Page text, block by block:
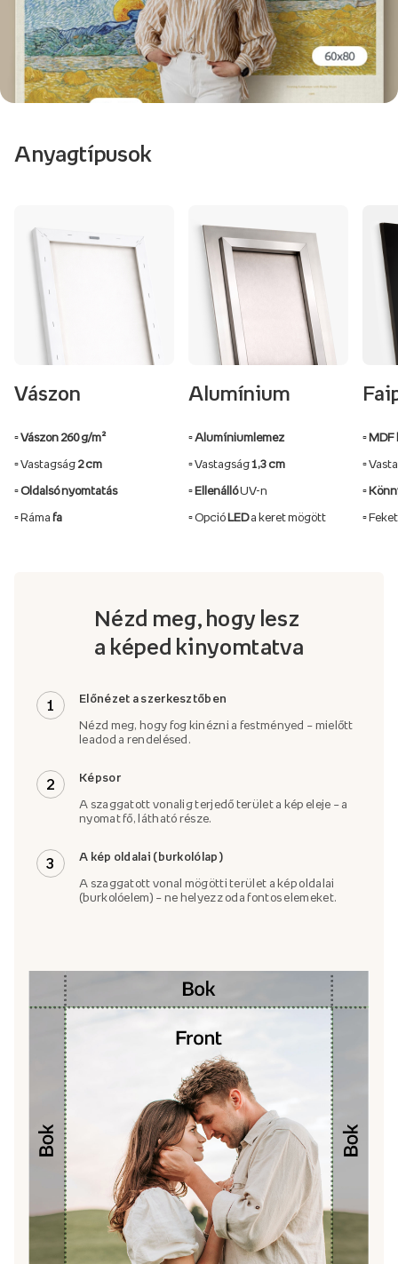
Anyagtípusok
Vászon
▫️ Vászon 260 g/m²
▫️ Vastagság 2 cm
▫️ Oldalsó nyomtatás
▫️ Ráma fa
Alumínium
▫️ Alumíniumlemez
▫️ Vastagság1,3 cm
▫️ EllenállóUV-n
▫️ Opció LEDa keret mögött
▫️ MDF
▫️
▫️
▫️
Nézd meg, hogy lesz
a képed kinyomtatva
1 Előnézet a szerkesztőben
Nézd meg, hogy fog kinézni a festményed – mielőtt
leadod a rendelésed.
2 Képsor
A szaggatott vonalig terjedő terület a kép eleje – a
nyomat fő, látható része.
3 A kép oldalai (burkolólap)
A szaggatott vonal mögötti terület a kép oldalai
(burkolóelem) – ne helyezz oda fontos elemeket.